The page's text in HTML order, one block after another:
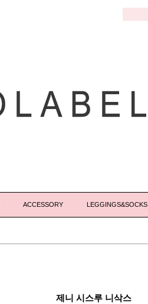
ACCESSORY LEGGINGS&SOCKS
제니 시스루 니삭스